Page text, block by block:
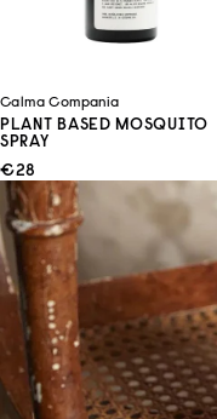
Calma Compania
PLANT BASED MOSQUITO
SPRAY
ANGEBOT
€28